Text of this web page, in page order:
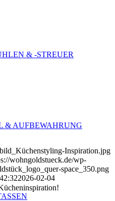
& -STREUER
& AUFBEWAHRUNG
Inspiration.jpg
wohngoldstueck.de/wp-
space_350.png
2026-02-04